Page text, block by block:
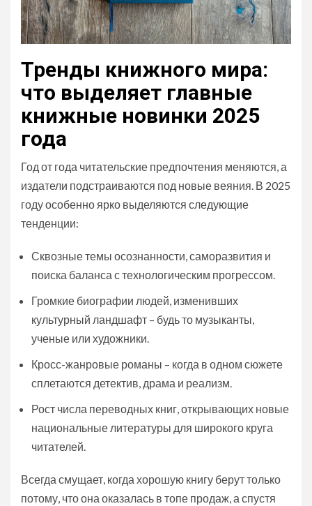
Тренды книжного мира:
что выделяет главные
книжные новинки 2025
года
Год от года читательские предпочтения меняются, а
издатели подстраиваются под новые веяния. В 2025
году особенно ярко выделяются следующие
тенденции:
Сквозные темы осознанности, саморазвития и
поиска баланса с технологическим прогрессом.
Громкие биографии людей, изменивших
культурный ландшафт – будь то музыканты,
ученые или художники.
Кросс-жанровые романы – когда в одном сюжете
сплетаются детектив, драма и реализм.
Рост числа переводных книг, открывающих новые
национальные литературы для широкого круга
читателей.
Всегда смущает, когда хорошую книгу берут только
потому, что она оказалась в топе продаж, а спустя